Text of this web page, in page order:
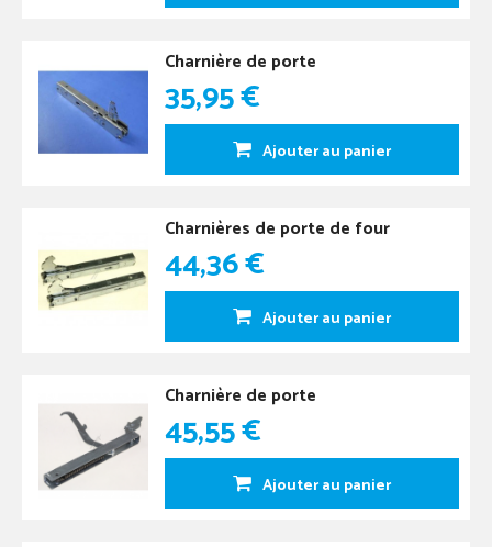
Charnière de porte
35,95 €
Ajouter au panier
Charnières de porte de four
44,36 €
Ajouter au panier
Charnière de porte
45,55 €
Ajouter au panier